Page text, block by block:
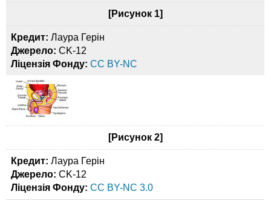
[Рисунок 1]
Кредит: Лаура Герін
Джерело: CK-12
Ліцензія Фонду: CC BY-NC
[Рисунок 2]
Кредит: Лаура Герін
Джерело: CK-12
Ліцензія Фонду: CC BY-NC 3.0